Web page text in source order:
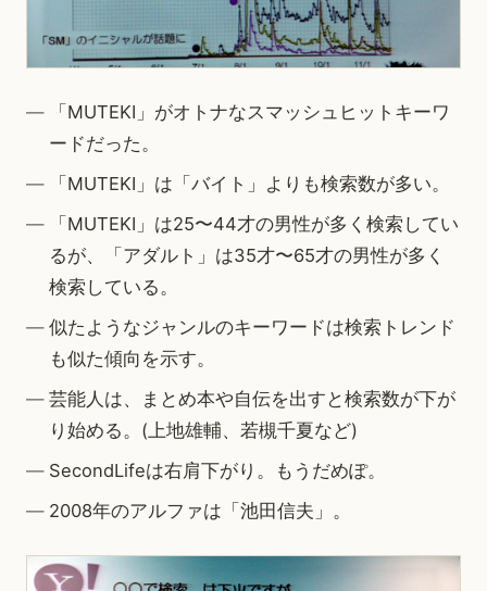
「MUTEKI」がオトナなスマッシュヒットキーワ
ードだった。
「MUTEKI」は「バイト」よりも検索数が多い。
「MUTEKI」は25〜44才の男性が多く検索してい
るが、「アダルト」は35才〜65才の男性が多く
検索している。
似たようなジャンルのキーワードは検索トレンド
も似た傾向を示す。
芸能人は、まとめ本や自伝を出すと検索数が下が
り始める。(上地雄輔、若槻千夏など)
SecondLifeは右肩下がり。もうだめぽ。
2008年のアルファは「池田信夫」。